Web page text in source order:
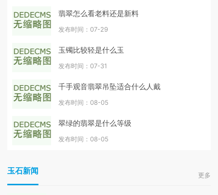
翡翠怎么看老料还是新料
发布时间：07-29
玉镯比较轻是什么玉
发布时间：07-31
千手观音翡翠吊坠适合什么人戴
发布时间：08-05
翠绿的翡翠是什么等级
发布时间：08-05
玉石新闻 更多